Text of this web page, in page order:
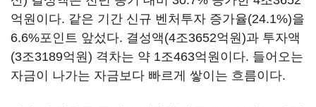
억원이다. 같은 기간 신규 벤처투자 증가율(24.1%)을
6.6%포인트 앞섰다. 결성액(4조3652억원)과 투자액
(3조3189억원) 격차는 약 1조463억원이다. 들어오는
자금이 나가는 자금보다 빠르게 쌓이는 흐름이다.